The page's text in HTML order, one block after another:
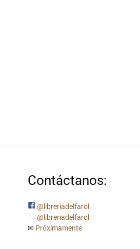
Contáctanos:
@libreriadelfarol
@libreriadelfarol
✉ Próximamente